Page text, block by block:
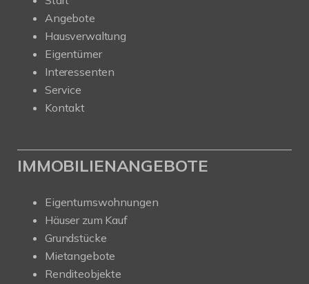
Angebote
Hausverwaltung
Eigentümer
Interessenten
Service
Kontakt
IMMOBILIENANGEBOTE
Eigentumswohnungen
Häuser zum Kauf
Grundstücke
Mietangebote
Renditeobjekte